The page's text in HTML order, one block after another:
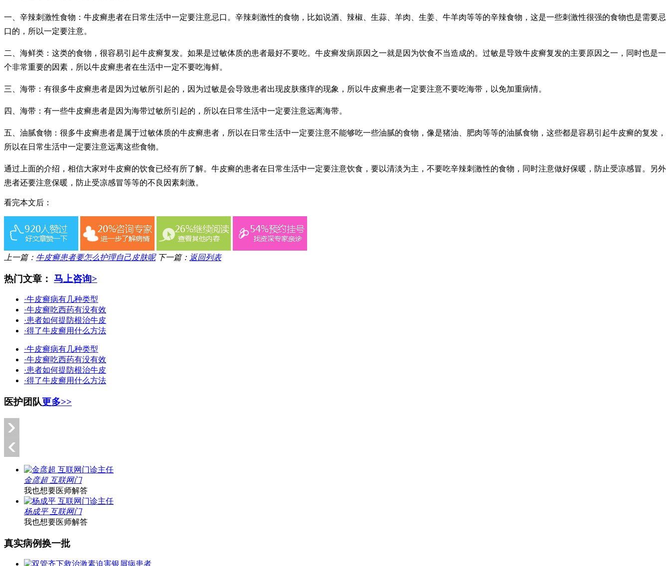
一、辛辣刺激性食物：牛皮癣患者在日常生活中一定要注意忌口。辛辣刺激性的食物，比如说酒、辣椒、生蒜、羊肉、生姜、牛羊肉等等的辛辣食物，这是一些刺激性很强的食物也是需要忌
口的，所以一定要注意。
二、海鲜类：这类的食物，很容易引起牛皮癣复发。如果是过敏体质的患者最好不要吃。牛皮癣发病原因之一就是因为饮食不当造成的。过敏是导致牛皮癣复发的主要原因之一，同时也是一
个非常重要的因素，所以牛皮癣患者在生活中一定不要吃海鲜。
三、海带：有很多牛皮癣患者是因为过敏所引起的，因为过敏是会导致患者出现皮肤瘙痒的现象，所以牛皮癣患者一定要注意不要吃海带，以免加重病情。
四、海带：有一些牛皮癣患者是因为海带过敏所引起的，所以在日常生活中一定要注意远离海带。
五、油腻食物：很多牛皮癣患者是属于过敏体质的牛皮癣患者，所以在日常生活中一定要注意不能够吃一些油腻的食物，像是猪油、肥肉等等的油腻食物，这些都是容易引起牛皮癣的复发，
所以在日常生活中一定要注意远离这些食物。
通过上面的介绍，相信大家对牛皮癣的饮食已经有所了解。牛皮癣的患者在日常生活中一定要注意饮食，要以清淡为主，不要吃辛辣刺激性的食物，同时注意做好保暖，防止受凉感冒。另外
患者还要注意保暖，防止受凉感冒等等的不良因素刺激。
看完本文后：
上一篇： 牛皮癣患者要怎么护理自己皮肤呢 下一篇： 返回列表
热门文章： 马上咨询>
·牛皮癣病有几种类型
·牛皮癣吃西药有没有效
·患者如何提防根治牛皮
·得了牛皮癣用什么方法
·牛皮癣病有几种类型
·牛皮癣吃西药有没有效
·患者如何提防根治牛皮
·得了牛皮癣用什么方法
医护团队更多>>
金彦超 互联网门
我也想要医师解答
杨成平 互联网门
我也想要医师解答
真实病例换一批